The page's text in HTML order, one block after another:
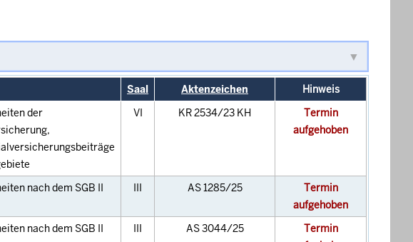
Saal Aktenzeichen
Hinweis
der
VI KR 2534/23 KH
Termin
aufgehoben
nach dem SGB II III AS 1285/25
Termin
aufgehoben
nach dem SGB II III AS 3044/25
Termin